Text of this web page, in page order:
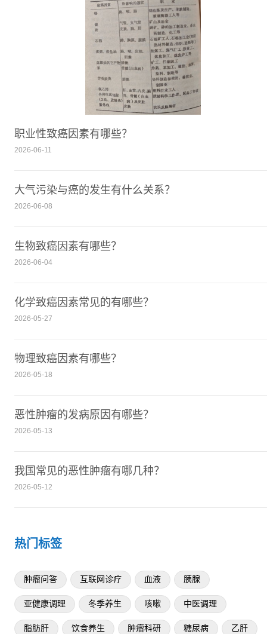
职业性致癌因素有哪些？
2026-06-11
大气污染与癌的发生有什么关系？
2026-06-08
生物致癌因素有哪些？
2026-06-04
​化学致癌因素常见的有哪些？
2026-05-27
物理致癌因素有哪些？
2026-05-18
恶性肿瘤的发病原因有哪些？
2026-05-13
我国常见的恶性肿瘤有哪几种？
2026-05-12
热门标签
肿瘤问答 互联网诊疗 血液 胰腺
亚健康调理 冬季养生 咳嗽 中医调理
脂肪肝 饮食养生 肿瘤科研 糖尿病 乙肝